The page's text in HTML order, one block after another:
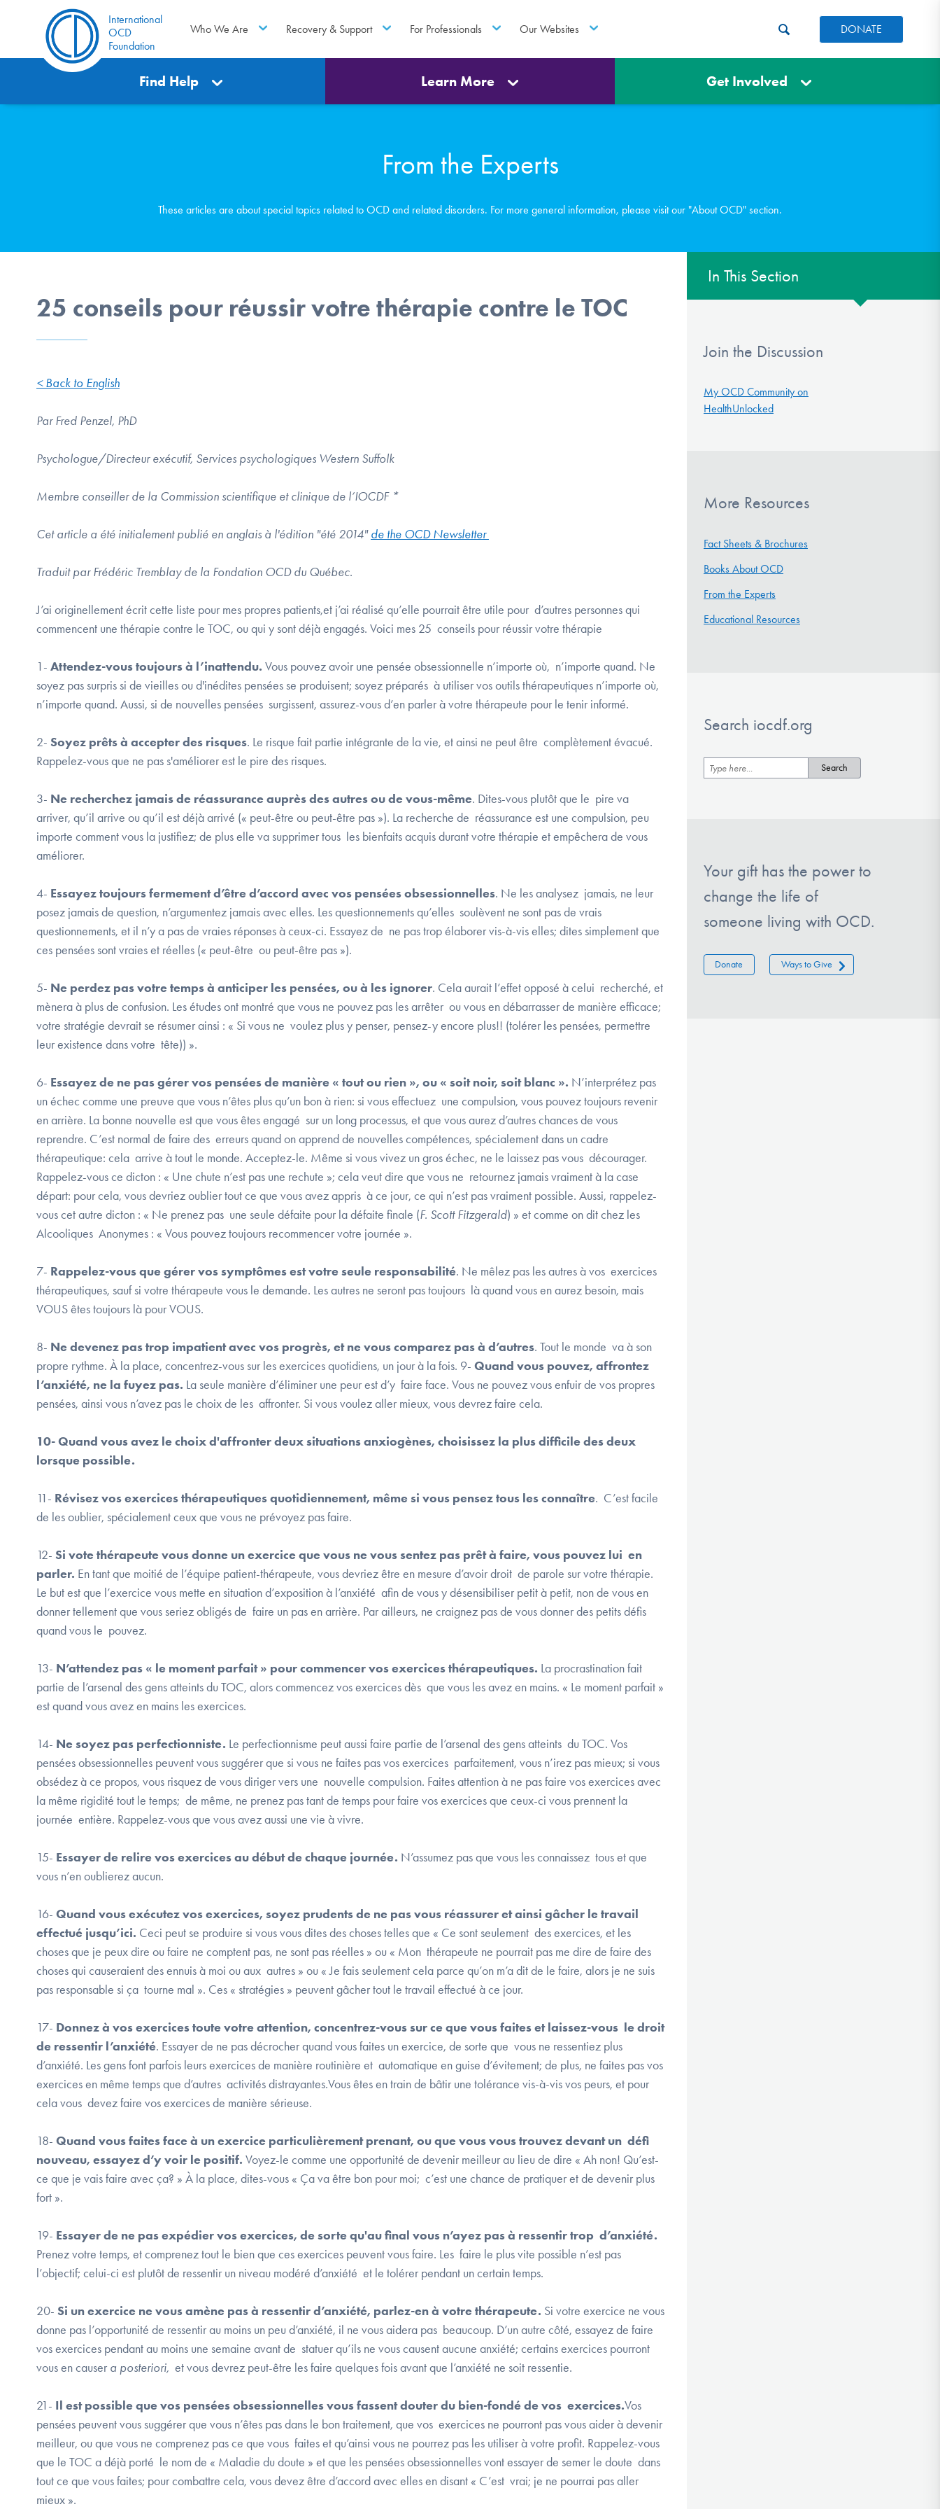
International
OCD
Foundation
Who We Are Recovery & Support For Professionals Our Websites DONATE
Find Help Learn More Get Involved
From the Experts
These articles are about special topics related to OCD and related disorders. For more general information, please visit our "About OCD" section.
25 conseils pour réussir votre thérapie contre le TOC
< Back to English
Par Fred Penzel, PhD
Psychologue/Directeur exécutif, Services psychologiques Western Suffolk
Membre conseiller de la Commission scientifique et clinique de l’IOCDF *
Cet article a été initialement publié en anglais à l'édition "été 2014"de the OCD Newsletter
Traduit par Frédéric Tremblay de la Fondation OCD du Québec.
J’ai originellement écrit cette liste pour mes propres patients,et j’ai réalisé qu’elle pourrait être utile pour d’autres personnes qui
commencent une thérapie contre le TOC, ou qui y sont déjà engagés. Voici mes 25 conseils pour réussir votre thérapie
1- Attendez-vous toujours à l’inattendu. Vous pouvez avoir une pensée obsessionnelle n’importe où, n’importe quand. Ne
soyez pas surpris si de vieilles ou d'inédites pensées se produisent; soyez préparés à utiliser vos outils thérapeutiques n’importe où,
n’importe quand. Aussi, si de nouvelles pensées surgissent, assurez-vous d’en parler à votre thérapeute pour le tenir informé.
2- Soyez prêts à accepter des risques. Le risque fait partie intégrante de la vie, et ainsi ne peut être complètement évacué.
Rappelez-vous que ne pas s'améliorer est le pire des risques.
3- Ne recherchez jamais de réassurance auprès des autres ou de vous-même. Dites-vous plutôt que le pire va
arriver, qu’il arrive ou qu’il est déjà arrivé (« peut-être ou peut-être pas »). La recherche de réassurance est une compulsion, peu
importe comment vous la justifiez; de plus elle va supprimer tous les bienfaits acquis durant votre thérapie et empêchera de vous
améliorer.
4- Essayez toujours fermement d’être d’accord avec vos pensées obsessionnelles. Ne les analysez jamais, ne leur
posez jamais de question, n’argumentez jamais avec elles. Les questionnements qu’elles soulèvent ne sont pas de vrais
questionnements, et il n’y a pas de vraies réponses à ceux-ci. Essayez de ne pas trop élaborer vis-à-vis elles; dites simplement que
ces pensées sont vraies et réelles (« peut-être ou peut-être pas »).
5- Ne perdez pas votre temps à anticiper les pensées, ou à les ignorer. Cela aurait l’effet opposé à celui recherché, et
mènera à plus de confusion. Les études ont montré que vous ne pouvez pas les arrêter ou vous en débarrasser de manière efficace;
votre stratégie devrait se résumer ainsi : « Si vous ne voulez plus y penser, pensez-y encore plus!! (tolérer les pensées, permettre
leur existence dans votre tête)) ».
6- Essayez de ne pas gérer vos pensées de manière « tout ou rien », ou « soit noir, soit blanc ». N’interprétez pas
un échec comme une preuve que vous n’êtes plus qu’un bon à rien: si vous effectuez une compulsion, vous pouvez toujours revenir
en arrière. La bonne nouvelle est que vous êtes engagé sur un long processus, et que vous aurez d’autres chances de vous
reprendre. C’est normal de faire des erreurs quand on apprend de nouvelles compétences, spécialement dans un cadre
thérapeutique: cela arrive à tout le monde. Acceptez-le. Même si vous vivez un gros échec, ne le laissez pas vous décourager.
Rappelez-vous ce dicton : « Une chute n’est pas une rechute »; cela veut dire que vous ne retournez jamais vraiment à la case
départ: pour cela, vous devriez oublier tout ce que vous avez appris à ce jour, ce qui n’est pas vraiment possible. Aussi, rappelez-
vous cet autre dicton : « Ne prenez pas une seule défaite pour la défaite finale (F. Scott Fitzgerald) » et comme on dit chez les
Alcooliques Anonymes : « Vous pouvez toujours recommencer votre journée ».
7- Rappelez-vous que gérer vos symptômes est votre seule responsabilité. Ne mêlez pas les autres à vos exercices
thérapeutiques, sauf si votre thérapeute vous le demande. Les autres ne seront pas toujours là quand vous en aurez besoin, mais
VOUS êtes toujours là pour VOUS.
8- Ne devenez pas trop impatient avec vos progrès, et ne vous comparez pas à d’autres. Tout le monde va à son
propre rythme. À la place, concentrez-vous sur les exercices quotidiens, un jour à la fois. 9- Quand vous pouvez, affrontez
l’anxiété, ne la fuyez pas. La seule manière d’éliminer une peur est d’y faire face. Vous ne pouvez vous enfuir de vos propres
pensées, ainsi vous n’avez pas le choix de les affronter. Si vous voulez aller mieux, vous devrez faire cela.
10- Quand vous avez le choix d'affronter deux situations anxiogènes, choisissez la plus difficile des deux
lorsque possible.
11- Révisez vos exercices thérapeutiques quotidiennement, même si vous pensez tous les connaître. C’est facile
de les oublier, spécialement ceux que vous ne prévoyez pas faire.
12- Si vote thérapeute vous donne un exercice que vous ne vous sentez pas prêt à faire, vous pouvez lui en
parler. En tant que moitié de l’équipe patient-thérapeute, vous devriez être en mesure d’avoir droit de parole sur votre thérapie.
Le but est que l’exercice vous mette en situation d’exposition à l’anxiété afin de vous y désensibiliser petit à petit, non de vous en
donner tellement que vous seriez obligés de faire un pas en arrière. Par ailleurs, ne craignez pas de vous donner des petits défis
quand vous le pouvez.
13- N’attendez pas « le moment parfait » pour commencer vos exercices thérapeutiques. La procrastination fait
partie de l’arsenal des gens atteints du TOC, alors commencez vos exercices dès que vous les avez en mains. « Le moment parfait »
est quand vous avez en mains les exercices.
14- Ne soyez pas perfectionniste. Le perfectionnisme peut aussi faire partie de l’arsenal des gens atteints du TOC. Vos
pensées obsessionnelles peuvent vous suggérer que si vous ne faites pas vos exercices parfaitement, vous n’irez pas mieux; si vous
obsédez à ce propos, vous risquez de vous diriger vers une nouvelle compulsion. Faites attention à ne pas faire vos exercices avec
la même rigidité tout le temps; de même, ne prenez pas tant de temps pour faire vos exercices que ceux-ci vous prennent la
journée entière. Rappelez-vous que vous avez aussi une vie à vivre.
15- Essayer de relire vos exercices au début de chaque journée. N’assumez pas que vous les connaissez tous et que
vous n’en oublierez aucun.
16- Quand vous exécutez vos exercices, soyez prudents de ne pas vous réassurer et ainsi gâcher le travail
effectué jusqu’ici. Ceci peut se produire si vous vous dites des choses telles que « Ce sont seulement des exercices, et les
choses que je peux dire ou faire ne comptent pas, ne sont pas réelles » ou « Mon thérapeute ne pourrait pas me dire de faire des
choses qui causeraient des ennuis à moi ou aux autres » ou « Je fais seulement cela parce qu’on m’a dit de le faire, alors je ne suis
pas responsable si ça tourne mal ». Ces « stratégies » peuvent gâcher tout le travail effectué à ce jour.
17- Donnez à vos exercices toute votre attention, concentrez-vous sur ce que vous faites et laissez-vous le droit
de ressentir l’anxiété. Essayer de ne pas décrocher quand vous faites un exercice, de sorte que vous ne ressentiez plus
d’anxiété. Les gens font parfois leurs exercices de manière routinière et automatique en guise d’évitement; de plus, ne faites pas vos
exercices en même temps que d’autres activités distrayantes.Vous êtes en train de bâtir une tolérance vis-à-vis vos peurs, et pour
cela vous devez faire vos exercices de manière sérieuse.
18- Quand vous faites face à un exercice particulièrement prenant, ou que vous vous trouvez devant un défi
nouveau, essayez d’y voir le positif. Voyez-le comme une opportunité de devenir meilleur au lieu de dire « Ah non! Qu’est-
ce que je vais faire avec ça? » À la place, dites-vous « Ça va être bon pour moi; c’est une chance de pratiquer et de devenir plus
fort ».
19- Essayer de ne pas expédier vos exercices, de sorte qu'au final vous n’ayez pas à ressentir trop d’anxiété.
Prenez votre temps, et comprenez tout le bien que ces exercices peuvent vous faire. Les faire le plus vite possible n’est pas
l’objectif; celui-ci est plutôt de ressentir un niveau modéré d’anxiété et le tolérer pendant un certain temps.
20- Si un exercice ne vous amène pas à ressentir d’anxiété, parlez-en à votre thérapeute. Si votre exercice ne vous
donne pas l’opportunité de ressentir au moins un peu d’anxiété, il ne vous aidera pas beaucoup. D’un autre côté, essayez de faire
vos exercices pendant au moins une semaine avant de statuer qu’ils ne vous causent aucune anxiété; certains exercices pourront
vous en causer a posteriori, et vous devrez peut-être les faire quelques fois avant que l’anxiété ne soit ressentie.
21- Il est possible que vos pensées obsessionnelles vous fassent douter du bien-fondé de vos exercices.Vos
pensées peuvent vous suggérer que vous n’êtes pas dans le bon traitement, que vos exercices ne pourront pas vous aider à devenir
meilleur, ou que vous ne comprenez pas ce que vous faites et qu’ainsi vous ne pourrez pas les utiliser à votre profit. Rappelez-vous
que le TOC a déjà porté le nom de « Maladie du doute » et que les pensées obsessionnelles vont essayer de semer le doute dans
tout ce que vous faites; pour combattre cela, vous devez être d’accord avec elles en disant « C’est vrai; je ne pourrai pas aller
mieux ».
In This Section
Join the Discussion
My OCD Community on
HealthUnlocked
More Resources
Fact Sheets & Brochures
Books About OCD
From the Experts
Educational Resources
Search iocdf.org
Your gift has the power to
change the life of
someone living with OCD.
Donate Ways to Give